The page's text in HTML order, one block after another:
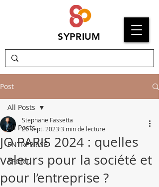
SYPRIUM
Post
All Posts
ENTREPRISE
SPORT
All Posts
JO PARIS 2024 : quelles
valeurs pour la société et
pour l’entreprise ?
Stephane Fassetta
26 sept. 2023 3 min de lecture